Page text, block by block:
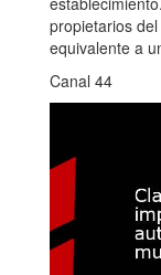
propietarios
equivalente a
Canal 44